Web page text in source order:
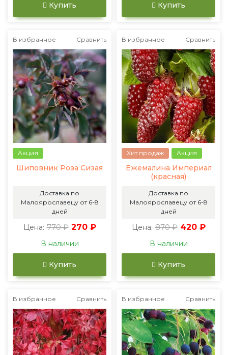
Купить Купить
В избранное Сравнить
Акция
Шиповник Роза Сизая
Доставка по
Малоярославецу от 6-8
дней
Цена: 770 ₽ 270 ₽
В наличии
Купить
В избранное Сравнить
Хит продаж Акция
Ежемалина Империал
(красная)
Доставка по
Малоярославецу от 6-8
дней
Цена: 870 ₽ 420 ₽
В наличии
Купить
В избранное Сравнить В избранное Сравнить